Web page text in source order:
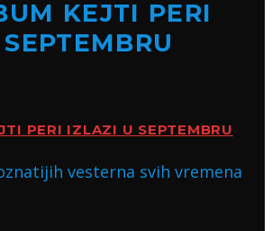
KEJTI PERI
PERI IZLAZI U SEPTEMBRU